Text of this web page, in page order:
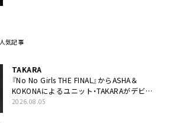
人気記事
TAKARA
『No No Girls THE FINAL』からASHA＆
KOKONAによるユニット・TAKARAがデビュ
ー
2026.08.05